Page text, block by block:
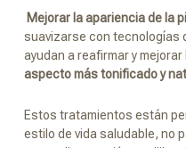
Mejorar la apariencia de la
suavizarse con tecnologías
ayudan a reafirmar y
aspecto más tonificado y
Estos tratamientos están
estilo de vida saludable, no